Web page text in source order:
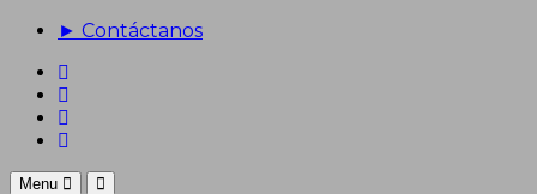
► Contáctanos
Menu